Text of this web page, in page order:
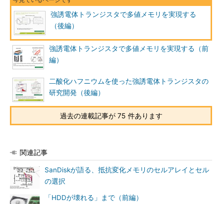
強誘電体トランジスタで多値メモリを実現する
（後編）
強誘電体トランジスタで多値メモリを実現する（前
編）
二酸化ハフニウムを使った強誘電体トランジスタの
研究開発（後編）
過去の連載記事が 75 件あります
関連記事
SanDiskが語る、抵抗変化メモリのセルアレイとセル
の選択
「HDDが壊れる」まで（前編）